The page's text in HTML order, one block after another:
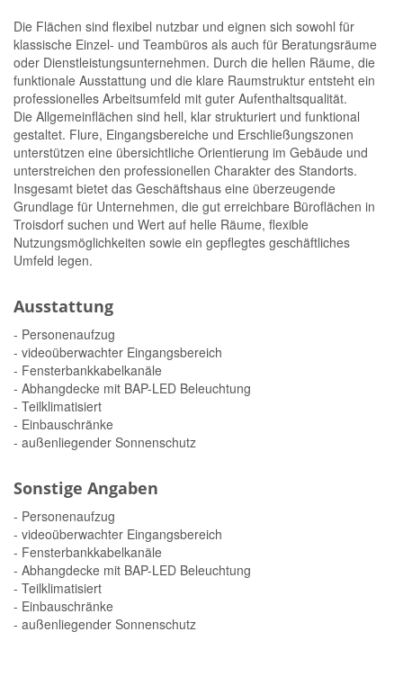
Die Flächen sind flexibel nutzbar und eignen sich sowohl für
klassische Einzel- und Teambüros als auch für Beratungsräume
oder Dienstleistungsunternehmen. Durch die hellen Räume, die
funktionale Ausstattung und die klare Raumstruktur entsteht ein
professionelles Arbeitsumfeld mit guter Aufenthaltsqualität.
Die Allgemeinflächen sind hell, klar strukturiert und funktional
gestaltet. Flure, Eingangsbereiche und Erschließungszonen
unterstützen eine übersichtliche Orientierung im Gebäude und
unterstreichen den professionellen Charakter des Standorts.
Insgesamt bietet das Geschäftshaus eine überzeugende
Grundlage für Unternehmen, die gut erreichbare Büroflächen in
Troisdorf suchen und Wert auf helle Räume, flexible
Nutzungsmöglichkeiten sowie ein gepflegtes geschäftliches
Umfeld legen.
Ausstattung
- Personenaufzug
- videoüberwachter Eingangsbereich
- Fensterbankkabelkanäle
- Abhangdecke mit BAP-LED Beleuchtung
- Teilklimatisiert
- Einbauschränke
- außenliegender Sonnenschutz
Sonstige Angaben
- Personenaufzug
- videoüberwachter Eingangsbereich
- Fensterbankkabelkanäle
- Abhangdecke mit BAP-LED Beleuchtung
- Teilklimatisiert
- Einbauschränke
- außenliegender Sonnenschutz